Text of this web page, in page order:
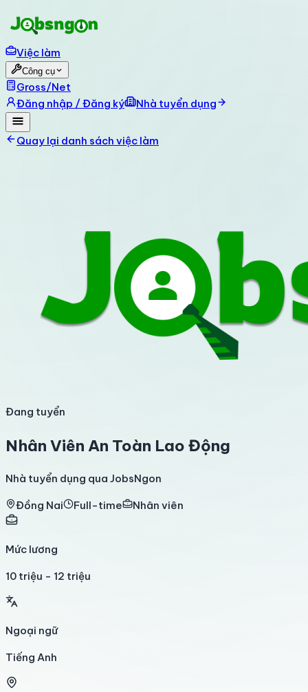
Việc làm
Công cụ
Gross/Net
Đăng nhập / Đăng ký
Nhà tuyển dụng
Quay lại danh sách việc làm
Đang tuyển
Nhân Viên An Toàn Lao Động
Nhà tuyển dụng qua JobsNgon
Đồng Nai Full-time Nhân viên
Mức lương
10 triệu - 12 triệu
Ngoại ngữ
Tiếng Anh